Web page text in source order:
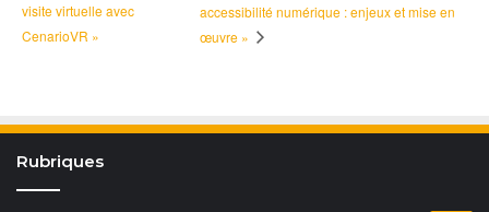
visite virtuelle avec
CenarioVR »
accessibilité numérique : enjeux et mise en
œuvre »
Rubriques